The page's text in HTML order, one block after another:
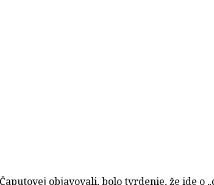
objavovali, bolo tvrdenie, že ide